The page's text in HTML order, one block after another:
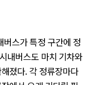
버스가 특정 구간에 정
내버스도 마치 기차와
졌다. 각 정류장마다